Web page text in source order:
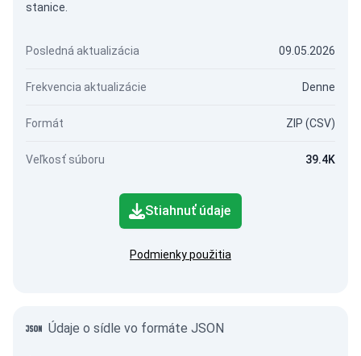
stanice.
Posledná aktualizácia 09.05.2026
Frekvencia aktualizácie Denne
Formát ZIP (CSV)
Veľkosť súboru 39.4K
Stiahnuť údaje
Podmienky použitia
Údaje o sídle vo formáte JSON